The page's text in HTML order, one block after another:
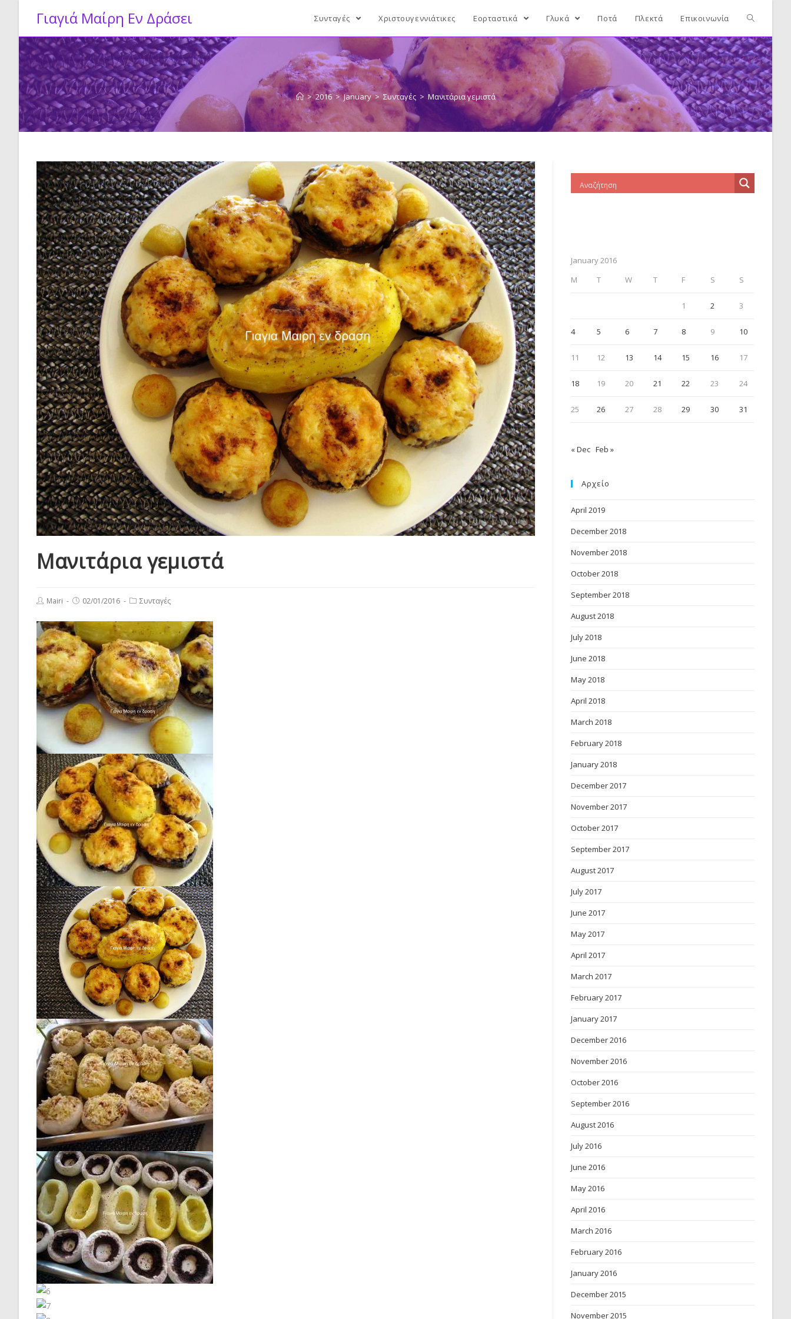
content
Γιαγιά Μαίρη Εν Δράσει Συνταγές Χριστουγεννιάτικες Εορταστικά Γλυκά Ποτά Πλεκτά Επικοινωνία
> 2016 > January > Συνταγές > Μανιτάρια γεμιστά
Μανιτάρια γεμιστά
PostMairi
Post02/01/2016
PostΣυνταγές
January 2016
M
T W T F S S
1 2 3
4 5 6 7 8 9 10
11 12 13 14 15 16 17
18 19 20 21 22 23 24
25 26 27 28 29 30 31
« Dec Feb »
Αρχείο
April 2019
December 2018
November 2018
October 2018
September 2018
August 2018
July 2018
June 2018
May 2018
April 2018
March 2018
February 2018
January 2018
December 2017
November 2017
October 2017
September 2017
August 2017
July 2017
June 2017
May 2017
April 2017
March 2017
February 2017
January 2017
December 2016
November 2016
October 2016
September 2016
August 2016
July 2016
June 2016
May 2016
April 2016
March 2016
February 2016
January 2016
December 2015
November 2015